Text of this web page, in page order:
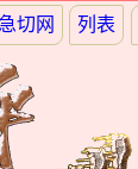
急切网 列表